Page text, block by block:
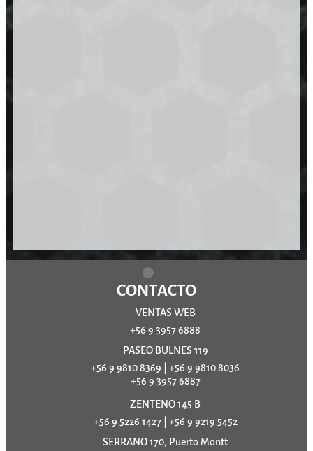
CONTACTO
VENTAS WEB
+56 9 3957 6888
PASEO BULNES 119
+56 9 9810 8369
+56 9 9810 8036
+56 9 3957 6887
ZENTENO 145 B
+56 9 5226 1427| +56 9 9219 5452
SERRANO 170, Puerto Montt